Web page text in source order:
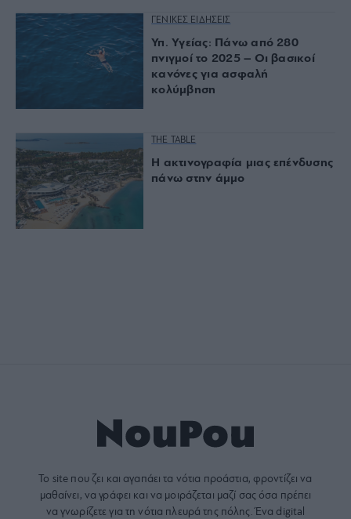
ΓΕΝΙΚΕΣ ΕΙΔΗΣΕΙΣ
Υπ. Υγείας: Πάνω από 280
πνιγμοί το 2025 – Οι βασικοί
κανόνες για ασφαλή
κολύμβηση
THE TABLE
Η ακτινογραφία μιας επένδυσης
πάνω στην άμμο
Το site που ζει και αγαπάει τα νότια προάστια, φροντίζει να
μαθαίνει, να γράφει και να μοιράζεται μαζί σας όσα πρέπει
να γνωρίζετε για τη νότια πλευρά της πόλης. Ένα digital